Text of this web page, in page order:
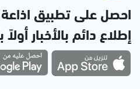
احصل على تطبيق
إطلاع دائم بالأخبار أولاً